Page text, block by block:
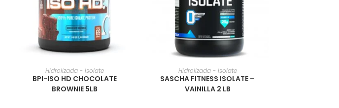
Hidrolizada - Isolate
BPI-ISO HD CHOCOLATE
BROWNIE 5LB
Hidrolizada - Isolate
SASCHA FITNESS ISOLATE –
VAINILLA 2 LB